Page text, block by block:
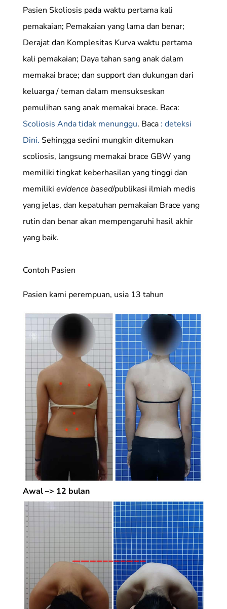
Pasien Skoliosis pada waktu pertama kali
pemakaian; Pemakaian yang lama dan benar;
Derajat dan Komplesitas Kurva waktu pertama
kali pemakaian; Daya tahan sang anak dalam
memakai brace; dan support dan dukungan dari
keluarga / teman dalam mensukseskan
pemulihan sang anak memakai brace. Baca:
Scoliosis Anda tidak menunggu. Baca : deteksi
Dini. Sehingga sedini mungkin ditemukan
scoliosis, langsung memakai brace GBW yang
memiliki tingkat keberhasilan yang tinggi dan
memiliki evidence based/publikasi ilmiah medis
yang jelas, dan kepatuhan pemakaian Brace yang
rutin dan benar akan mempengaruhi hasil akhir
yang baik.
Contoh Pasien
Pasien kami perempuan, usia 13 tahun
Awal –> 12 bulan